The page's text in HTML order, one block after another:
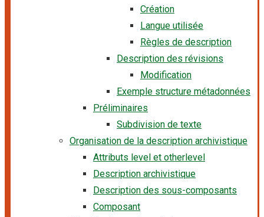
Création
Langue utilisée
Règles de description
Description des révisions
Modification
Exemple structure métadonnées
Préliminaires
Subdivision de texte
Organisation de la description archivistique
Attributs level et otherlevel
Description archivistique
Description des sous-composants
Composant